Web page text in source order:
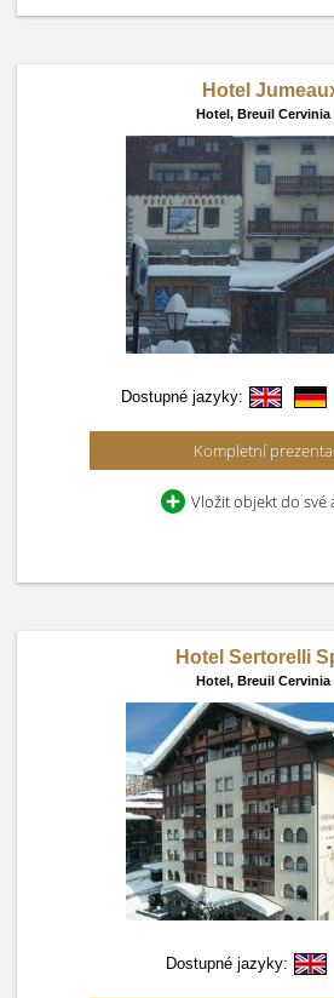
Hotel
Hotel, Breuil Cervinia
Dostupné jazyky:
Kompletní
Vložit objekt do své
Hotel Sertorelli
Hotel, Breuil Cervinia
Dostupné jazyky: